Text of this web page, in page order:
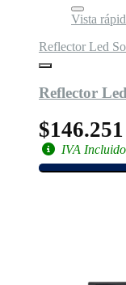
Vista
Reflector Led
Reflector
$146.251
IVA Incluido